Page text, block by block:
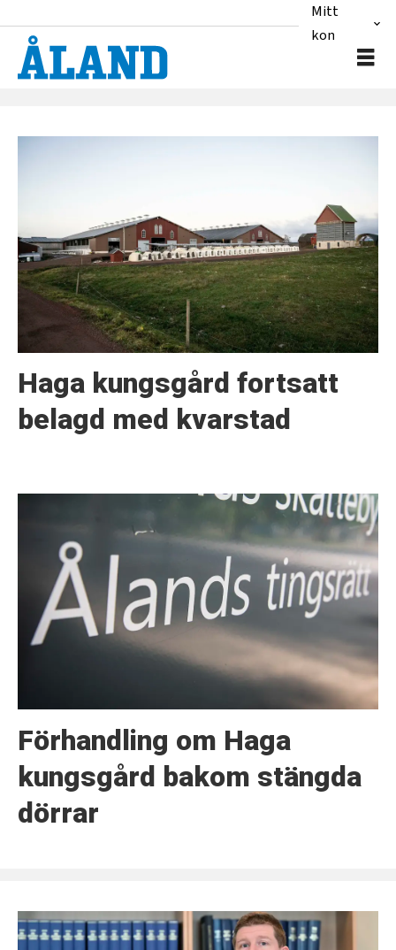
Mitt
konto
Tag:
haga
kungsgård
Haga kungsgård fortsatt
belagd med kvarstad
Förhandling om Haga
kungsgård bakom stängda
dörrar